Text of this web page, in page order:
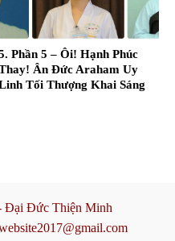
Phần 5 – Ôi! Hạnh Phúc
Ân Đức Araham Uy
Tối Thượng Khai Sáng
Đại Đức Thiện Minh